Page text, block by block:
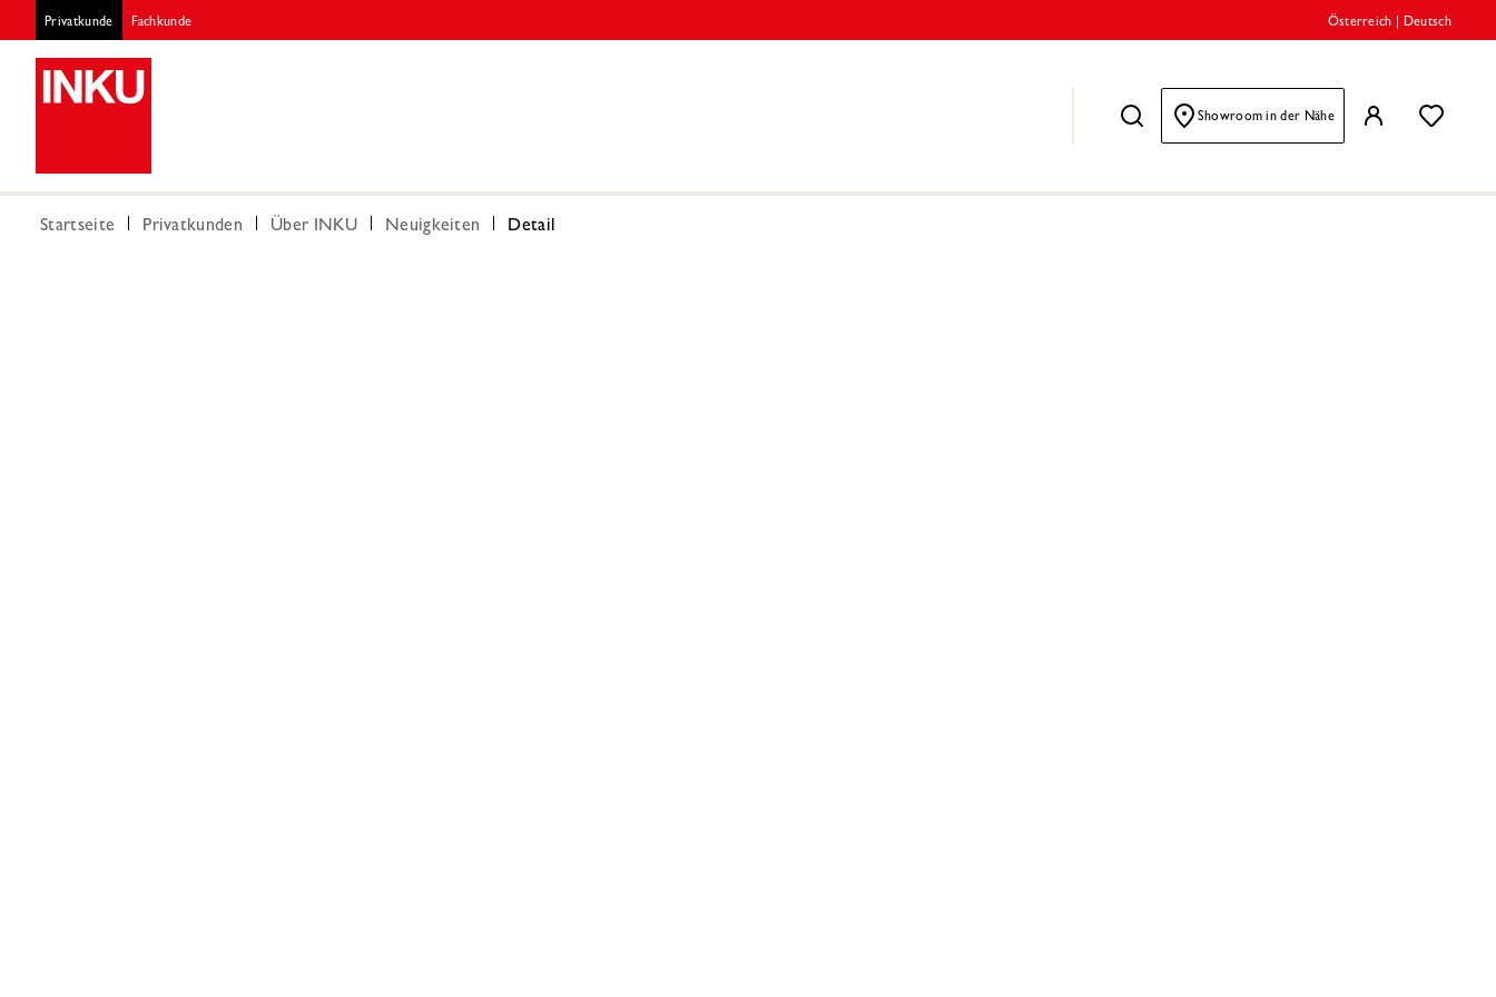
Privatkunde Fachkunde Österreich Deutsch
Showroom in der Nähe
Startseite Privatkunden Über INKU Neuigkeiten Detail